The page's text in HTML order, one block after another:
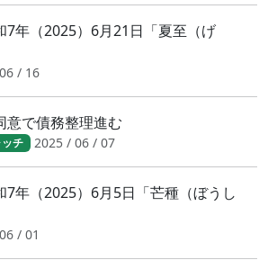
年（2025）6月21日「夏至（げ
/ 16
意で債務整理進む
チ 2025 / 06 / 07
（2025）6月5日「芒種（ぼうし
/ 01